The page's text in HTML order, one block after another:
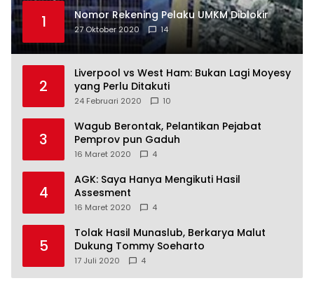
1 Nomor Rekening Pelaku UMKM Diblokir
27 Oktober 2020 14
2
Liverpool vs West Ham: Bukan Lagi Moyesy
yang Perlu Ditakuti
24 Februari 2020 10
3
Wagub Berontak, Pelantikan Pejabat
Pemprov pun Gaduh
16 Maret 2020 4
4
AGK: Saya Hanya Mengikuti Hasil
Assesment
16 Maret 2020 4
5
Tolak Hasil Munaslub, Berkarya Malut
Dukung Tommy Soeharto
17 Juli 2020 4